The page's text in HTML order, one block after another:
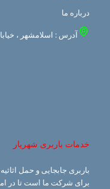
درباره ما
آدرس : اسلامشهر ،
خدمات باربری شهریار
باربری جابجایی و حمل
برای شرکت ما است تا در